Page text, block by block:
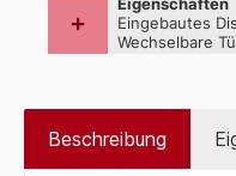
Beschreibung